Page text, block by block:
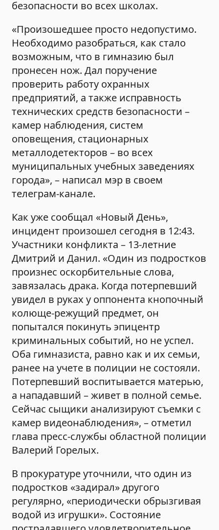
безопасности во всех школах.
«Произошедшее просто недопустимо.
Необходимо разобраться, как стало
возможным, что в гимназию был
пронесен нож. Дал поручение
проверить работу охранных
предприятий, а также исправность
технических средств безопасности –
камер наблюдения, систем
оповещения, стационарных
металлодетекторов – во всех
муниципальных учебных заведениях
города», – написал мэр в своем
телеграм-канале.
Как уже сообщал «Новый День»,
инцидент произошел сегодня в 12:43.
Участники конфликта – 13-летние
Дмитрий и Данил. «Один из подростков
произнес оскорбительные слова,
завязалась драка. Когда потерпевший
увидел в руках у оппонента кнопочный
колюще-режущий предмет, он
попытался покинуть эпицентр
криминальных событий, но не успел.
Оба гимназиста, равно как и их семьи,
ранее на учете в полиции не состояли.
Потерпевший воспитывается матерью,
а нападавший – живет в полной семье.
Сейчас сыщики анализируют съемки с
камер видеонаблюдения», – отметил
глава пресс-службы областной полиции
Валерий Горелых.
В прокуратуре уточнили, что один из
подростков «задирал» другого
регулярно, «периодически обрызгивая
водой из игрушки». Состояние